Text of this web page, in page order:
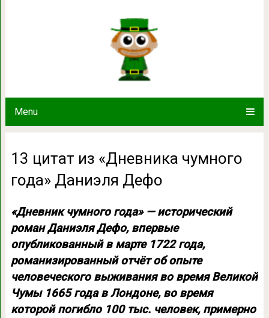
Menu
13 цитат из «Дневника
13 цитат из «Дневника чумного
года» Даниэля Дефо
«Дневник чумного года» — исторический
роман Даниэля Дефо, впервые
опубликованный в марте 1722 года,
романизированный отчёт об опыте
человеческого выживания во время Великой
Чумы 1665 года в Лондоне, во время
которой погибло 100 тыс. человек, примерно